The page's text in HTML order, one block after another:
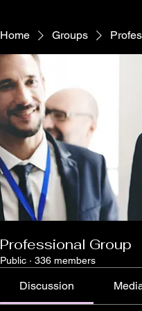
Home Groups
Professional Group
Public · 336 members
Discussion